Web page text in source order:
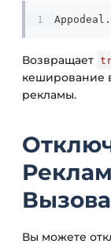
Appodeal .
Возвращает
кеширование
рекламы.
Вы можете